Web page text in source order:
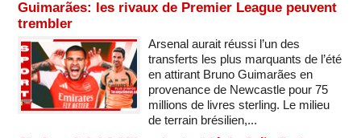
Guimarães: les rivaux de Premier League peuvent
trembler
Arsenal aurait réussi l’un des
transferts les plus marquants de l’été
en attirant Bruno Guimarães en
provenance de Newcastle pour 75
millions de livres sterling. Le milieu
de terrain brésilien,...